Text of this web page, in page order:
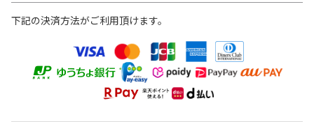
下記の決済方法がご利用頂けます。